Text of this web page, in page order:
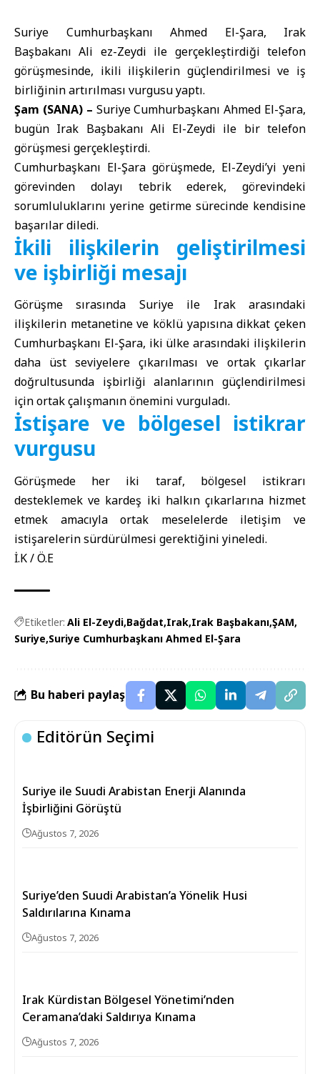
Suriye Cumhurbaşkanı Ahmed El-Şara, Irak
Başbakanı Ali ez-Zeydi ile gerçekleştirdiği telefon
görüşmesinde, ikili ilişkilerin güçlendirilmesi ve iş
birliğinin artırılması vurgusu yaptı.
Şam (SANA) – Suriye Cumhurbaşkanı Ahmed El-Şara,
bugün Irak Başbakanı Ali El-Zeydi ile bir telefon
görüşmesi gerçekleştirdi.
Cumhurbaşkanı El-Şara görüşmede, El-Zeydi’yi yeni
görevinden dolayı tebrik ederek, görevindeki
sorumluluklarını yerine getirme sürecinde kendisine
başarılar diledi.
İkili ilişkilerin geliştirilmesi
ve işbirliği mesajı
Görüşme sırasında Suriye ile Irak arasındaki
ilişkilerin metanetine ve köklü yapısına dikkat çeken
Cumhurbaşkanı El-Şara, iki ülke arasındaki ilişkilerin
daha üst seviyelere çıkarılması ve ortak çıkarlar
doğrultusunda işbirliği alanlarının güçlendirilmesi
için ortak çalışmanın önemini vurguladı.
İstişare ve bölgesel istikrar
vurgusu
Görüşmede her iki taraf, bölgesel istikrarı
desteklemek ve kardeş iki halkın çıkarlarına hizmet
etmek amacıyla ortak meselelerde iletişim ve
istişarelerin sürdürülmesi gerektiğini yineledi.
İ.K / Ö.E
Etiketler: Ali El-Zeydi Bağdat Irak Irak Başbakanı ŞAM
Suriye Suriye Cumhurbaşkanı Ahmed El-Şara
Bu haberi paylaş
Editörün Seçimi
Suriye ile Suudi Arabistan Enerji Alanında
İşbirliğini Görüştü
Ağustos 7, 2026
Suriye’den Suudi Arabistan’a Yönelik Husi
Saldırılarına Kınama
Ağustos 7, 2026
Irak Kürdistan Bölgesel Yönetimi’nden
Ceramana’daki Saldırıya Kınama
Ağustos 7, 2026